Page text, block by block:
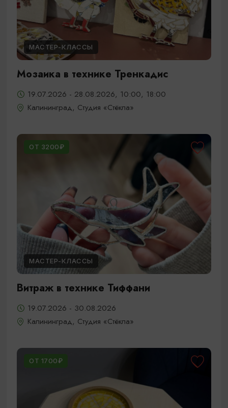
МАСТЕР-КЛАССЫ
Мозаика в технике Тренкадис
19.07.2026 - 28.08.2026, 10:00, 18:00
Калининград, Студия «Стёкла»
ОТ 3200₽
МАСТЕР-КЛАССЫ
Витраж в технике Тиффани
19.07.2026 - 30.08.2026
Калининград, Студия «Стёкла»
ОТ 1700₽